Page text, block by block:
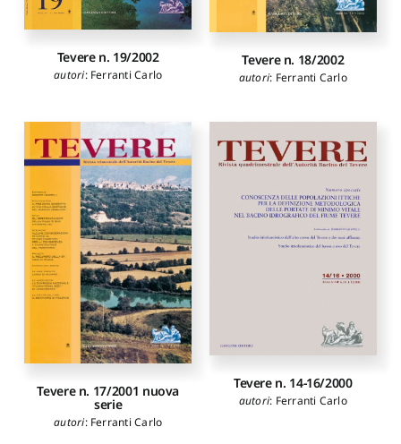
Tevere n. 19/2002
autori: Ferranti Carlo
Tevere n. 18/2002
autori: Ferranti Carlo
Tevere n. 17/2001 nuova
serie
autori: Ferranti Carlo
Tevere n. 14-16/2000
autori: Ferranti Carlo